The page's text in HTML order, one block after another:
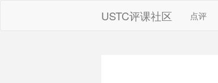
USTC评课社区 点评